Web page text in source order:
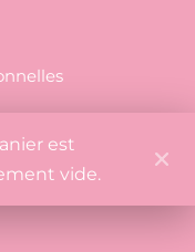
est
vide.